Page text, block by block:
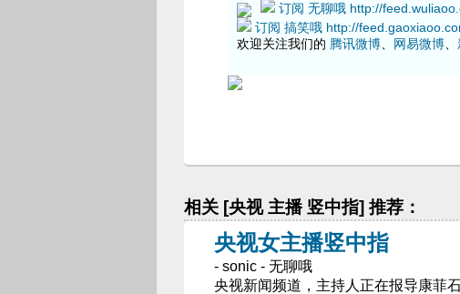
订阅 无聊哦 http://
订阅 搞笑哦 http://
欢迎关注我们的 腾讯微博 网易微博
相关 [央视 主播 竖中指] 推荐：
央视女主播竖中指
- sonic - 无聊哦
央视新闻频道，主持人正在报导康菲